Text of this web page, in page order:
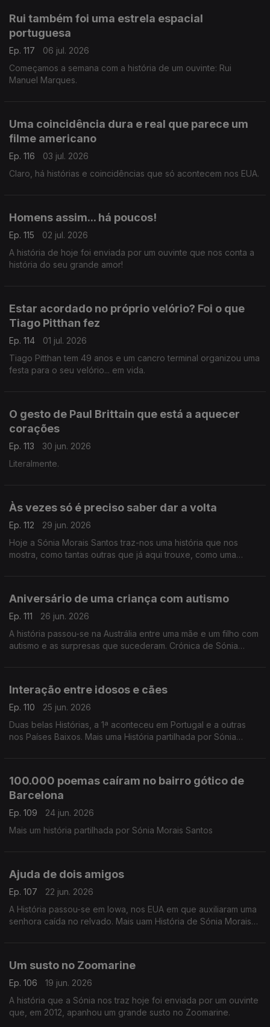
Rui também foi uma estrela espacial
portuguesa
Ep. 117
06 jul. 2026
Começamos a semana com a história de um ouvinte: Rui
Manuel Marques.
Uma coincidência dura e real que parece um
filme americano
Ep. 116
03 jul. 2026
Claro, há histórias e coincidências que só acontecem nos EUA.
Homens assim... há poucos!
Ep. 115
02 jul. 2026
A história de hoje foi enviada por um ouvinte que nos conta a
história do seu grande amor!
Estar acordado no próprio velório? Foi o que
Tiago Pitthan fez
Ep. 114
01 jul. 2026
Tiago Pitthan tem 49 anos e um cancro terminal organizou uma
festa para o seu velório... em vida.
O gesto de Paul Brittain que está a aquecer
corações
Ep. 113
30 jun. 2026
Literalmente.
Às vezes só é preciso saber dar a volta
Ep. 112
29 jun. 2026
Hoje a Sónia Morais Santos traz-nos uma história que nos
mostra, como tantas outras que já aqui trouxe, como uma
Aniversário de uma criança com autismo
Ep. 111
26 jun. 2026
A história passou-se na Austrália entre uma mãe e um filho com
autismo e as surpresas que sucederam. Crónica de Sónia
Interação entre idosos e cães
Ep. 110
25 jun. 2026
Duas belas Histórias, a 1ª aconteceu em Portugal e a outras
nos Países Baixos. Mais uma História partilhada por Sónia
100.000 poemas caíram no bairro gótico de
Barcelona
Ep. 109
24 jun. 2026
Mais um história partilhada por Sónia Morais Santos
Ajuda de dois amigos
Ep. 107
22 jun. 2026
A História passou-se em Iowa, nos EUA em que auxiliaram uma
senhora caída no relvado. Mais uam História de Sónia Morais
Um susto no Zoomarine
Ep. 106
19 jun. 2026
A história que a Sónia nos traz hoje foi enviada por um ouvinte
que, em 2012, apanhou um grande susto no Zoomarine.